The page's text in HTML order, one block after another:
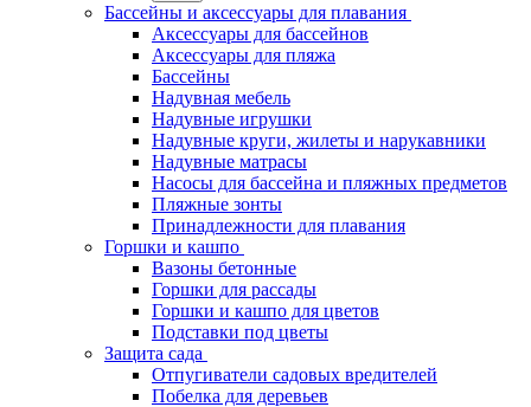
Бассейны и аксессуары для плавания
Аксессуары для бассейнов
Аксессуары для пляжа
Бассейны
Надувная мебель
Надувные игрушки
Надувные круги, жилеты и нарукавники
Надувные матрасы
Насосы для бассейна и пляжных предметов
Пляжные зонты
Принадлежности для плавания
Горшки и кашпо
Вазоны бетонные
Горшки для рассады
Горшки и кашпо для цветов
Подставки под цветы
Защита сада
Отпугиватели садовых вредителей
Побелка для деревьев